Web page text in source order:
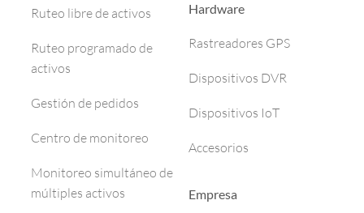
Ruteo libre de activos
Ruteo programado de
activos
Gestión de pedidos
Centro de monitoreo
Monitoreo simultáneo de
múltiples activos
Hardware
Rastreadores GPS
Dispositivos DVR
Dispositivos IoT
Accesorios
Empresa